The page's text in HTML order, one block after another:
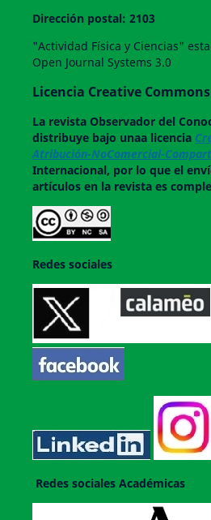
Dirección postal: 2103
"Actividad Física y Ciencias"
Open Journal Systems 3.0
Licencia Creative Commons
La revistaObservador del
distribuye bajo unaa licencia
Atribución-NoComercial-
Internacional, por lo que el
artículos en la revista es
Redes sociales
Redes sociales Académicas